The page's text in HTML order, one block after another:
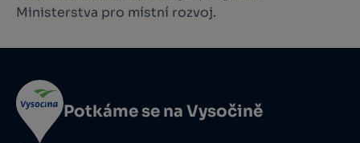
Ministerstva pro místní rozvoj.
Potkáme se na Vysočině